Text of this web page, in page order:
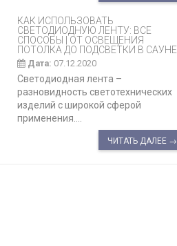
КАК ИСПОЛЬЗОВАТЬ
СВЕТОДИОДНУЮ ЛЕНТУ: ВСЕ
СПОСОБЫ | ОТ ОСВЕЩЕНИЯ
ПОТОЛКА ДО ПОДСВЕТКИ В САУНЕ
Дата: 07.12.2020
Светодиодная лента –
разновидность светотехнических
изделий с широкой сферой
применения....
ЧИТАТЬ ДАЛЕЕ →